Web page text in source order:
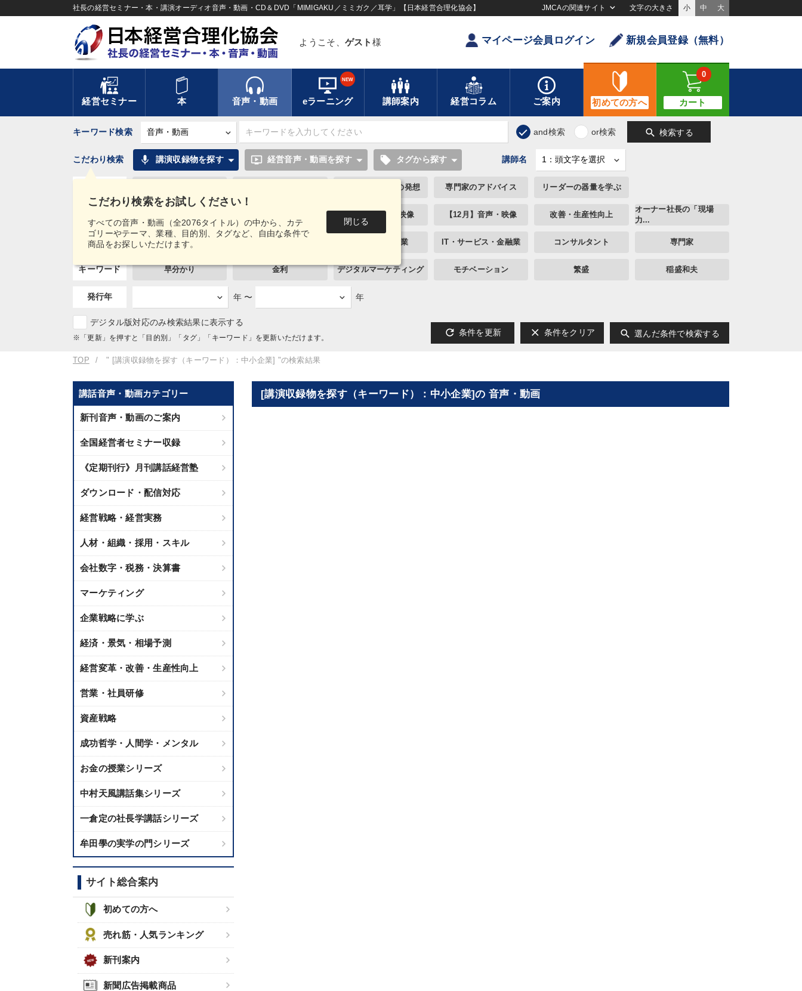
社長の経営セミナー・本・講演オーディオ音声・動画・CD＆DVD「MIMIGAKU／ミミガク／耳学」【日本経営合理化協会】 JMCAの関連サイト 文字の大きさ 小 中 大
ようこそ、 ゲスト 様 マイページ会員ログイン 新規会員登録（無料）
経営セミナー 本 音声・動画 eラーニング
NEW
講師案内 経営コラム ご案内 初めての方へ カート
0
キーワード検索 and検索 or検索 search 検索する
こだわり検索をお試しください！
すべての音声・動画（全2076タイトル）の中から、カテ
ゴリーやテーマ、業種、目的別、タグなど、自由な条件で
商品をお探しいただけます。
閉じる
こだわり検索 mic 講演収録物を探す ondemand_video 経営音声・動画を探す local_offer タグから探す 講師名
若手異才経営者の発想 専門家のアドバイス リーダーの器量を学ぶ
社員が自律的に動き出
す...
講...
【5月】音声・映像 【12月】音声・映像 改善・生産性向上
オーナー社長の「現場
力...
業種 製造業 建設・不動産業 IT・サービス・金融業 コンサルタント 専門家
キーワード 早分かり 金利 デジタルマーケティング モチベーション 繁盛 稲盛和夫
発行年 年 〜 年
デジタル版対応のみ検索結果に表示する
※「更新」を押すと「目的別」「タグ」「キーワード」を更新いただけます。 refresh 条件を更新 clear 条件をクリア search 選んだ条件で検索する
TOP " [講演収録物を探す（キーワード）：中小企業] "の検索結果
講話音声・動画カテゴリー
新刊音声・動画のご案内
全国経営者セミナー収録
《定期刊行》月刊講話経営塾
ダウンロード・配信対応
経営戦略・経営実務
人材・組織・採用・スキル
会社数字・税務・決算書
マーケティング
企業戦略に学ぶ
経済・景気・相場予測
経営変革・改善・生産性向上
営業・社員研修
資産戦略
成功哲学・人間学・メンタル
お金の授業シリーズ
中村天風講話集シリーズ
一倉定の社長学講話シリーズ
牟田學の実学の門シリーズ
サイト総合案内
初めての方へ
売れ筋・人気ランキング
新刊案内
新聞広告掲載商品
[講演収録物を探す（キーワード）：中小企業]の 音声・動画